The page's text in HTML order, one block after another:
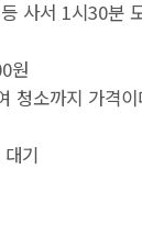
사서 1시30분
원
청소까지 가격이
기